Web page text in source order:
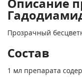
Прозрачный
Состав
1 мл препарата